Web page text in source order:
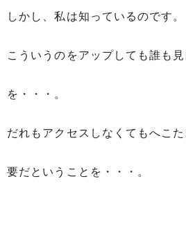
しかし、私は知っているのです。
こういうのをアップしても誰も
を・・・。
だれもアクセスしなくてもへこ
要だということを・・・。